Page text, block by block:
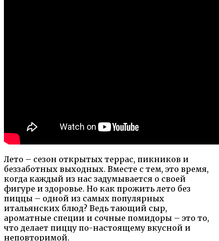
Лето – сезон открытых террас, пикников и
беззаботных выходных. Вместе с тем, это время,
когда каждый из нас задумывается о своей
фигуре и здоровье. Но как прожить лето без
пиццы – одной из самых популярных
итальянских блюд? Ведь тающий сыр,
ароматные специи и сочные помидоры – это то,
что делает пиццу по-настоящему вкусной и
неповторимой.